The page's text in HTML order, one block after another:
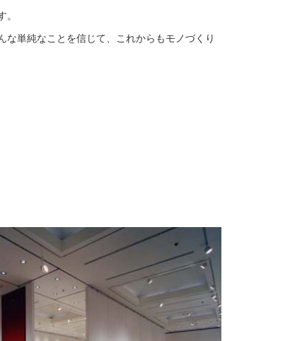
単純なことを信じて、これからもモノづくり